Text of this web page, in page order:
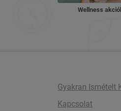
Wellness
Gyakran Ismételt
Kapcsolat